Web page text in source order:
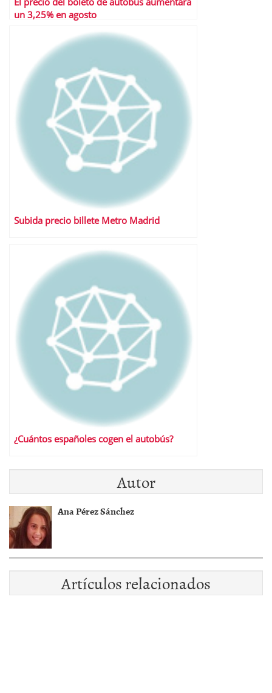
un 3,25% en agosto
Subida precio billete Metro Madrid
¿Cuántos españoles cogen el autobús?
Autor
Ana Pérez Sánchez
Artículos relacionados